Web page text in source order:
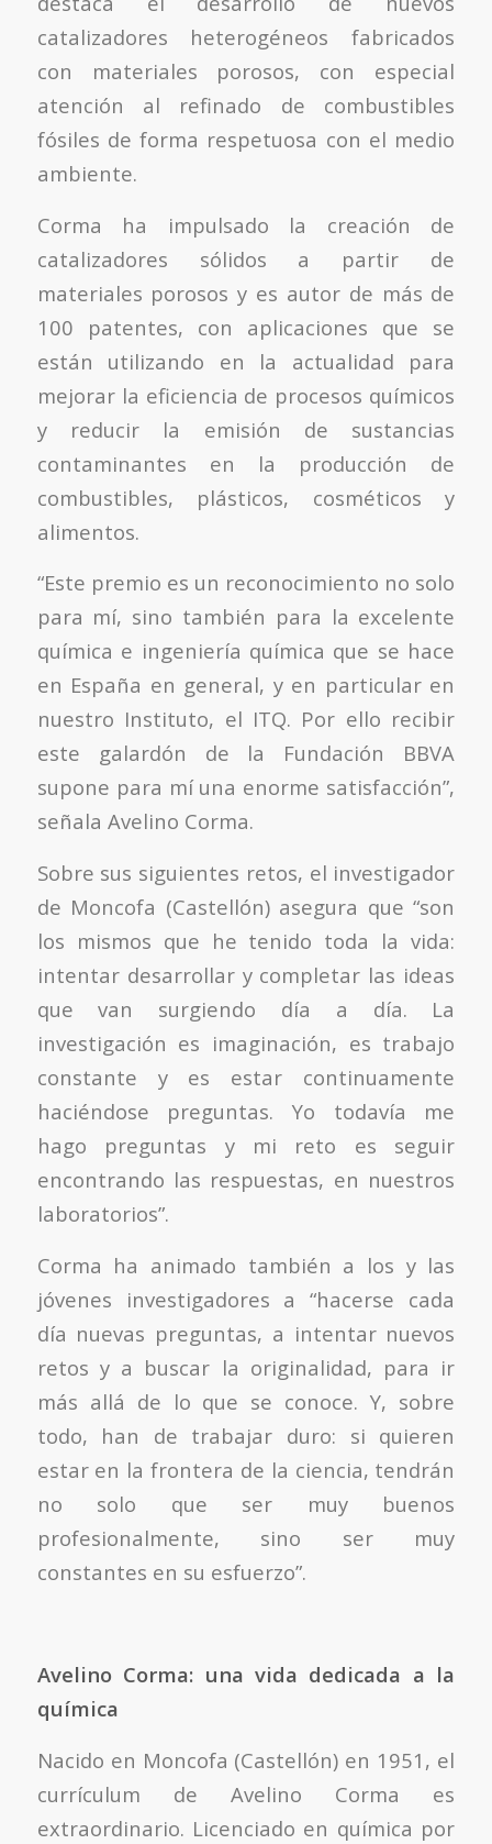
catalizadores heterogéneos fabricados
con materiales porosos, con especial
atención al refinado de combustibles
fósiles de forma respetuosa con el medio
ambiente.
Corma ha impulsado la creación de
catalizadores sólidos a partir de
materiales porosos y es autor de más de
100 patentes, con aplicaciones que se
están utilizando en la actualidad para
mejorar la eficiencia de procesos químicos
y reducir la emisión de sustancias
contaminantes en la producción de
combustibles, plásticos, cosméticos y
alimentos.
“Este premio es un reconocimiento no solo
para mí, sino también para la excelente
química e ingeniería química que se hace
en España en general, y en particular en
nuestro Instituto, el ITQ. Por ello recibir
este galardón de la Fundación BBVA
supone para mí una enorme satisfacción”,
señala Avelino Corma.
Sobre sus siguientes retos, el investigador
de Moncofa (Castellón) asegura que “son
los mismos que he tenido toda la vida:
intentar desarrollar y completar las ideas
que van surgiendo día a día. La
investigación es imaginación, es trabajo
constante y es estar continuamente
haciéndose preguntas. Yo todavía me
hago preguntas y mi reto es seguir
encontrando las respuestas, en nuestros
laboratorios”.
Corma ha animado también a los y las
jóvenes investigadores a “hacerse cada
día nuevas preguntas, a intentar nuevos
retos y a buscar la originalidad, para ir
más allá de lo que se conoce. Y, sobre
todo, han de trabajar duro: si quieren
estar en la frontera de la ciencia, tendrán
no solo que ser muy buenos
profesionalmente, sino ser muy
constantes en su esfuerzo”.
Avelino Corma: una vida dedicada a la
química
Nacido en Moncofa (Castellón) en 1951, el
currículum de Avelino Corma es
extraordinario. Licenciado en química por